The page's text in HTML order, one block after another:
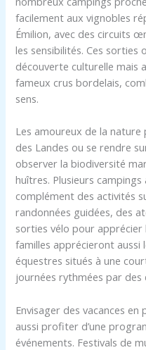
facilement aux vignobles
Émilion, avec des circuits
les sensibilités. Ces sorties
découverte culturelle mais
fameux crus bordelais,
sens.
Les amoureux de la
des Landes ou se rendre
observer la biodiversité
huîtres. Plusieurs
complément des activités
randonnées guidées, des
sorties vélo pour apprécier
familles apprécieront aussi
équestres situés à une
journées rythmées par des
Envisager des vacances
aussi profiter d’une
événements. Festivals de